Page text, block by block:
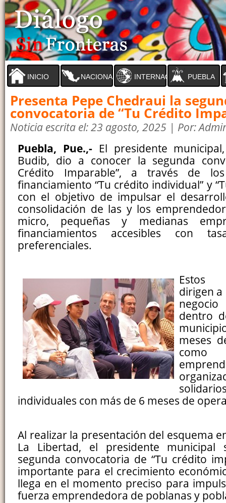
INICIO NACIONAL INTERNACIONALPUEBLA
Presenta Pepe Chedraui la
convocatoria de “Tu Crédito
Noticia escrita el: 23 agosto, 2025 | Por:
Puebla, Pue.,- El presidente
Budib, dio a conocer la segunda
Crédito Imparable”, a través de
financiamiento “Tu crédito individual” y
con el objetivo de impulsar el
consolidación de las y los
micro, pequeñas y medianas
financiamientos accesibles con
preferenciales.
Estos
dirigen a
dentro
meses
individuales con más de 6 meses de
Al realizar la presentación del esquema
La Libertad, el presidente municipal
segunda convocatoria de “Tu crédito
importante para el crecimiento
llega en el momento preciso para
fuerza emprendedora de poblanas y